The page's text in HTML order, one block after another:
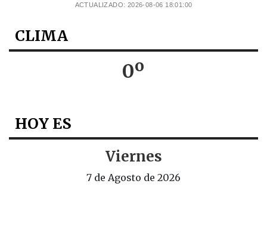
ACTUALIZADO: 2026-08-06 18:01:00
CLIMA
0º
HOY ES
Viernes
7 de Agosto de 2026